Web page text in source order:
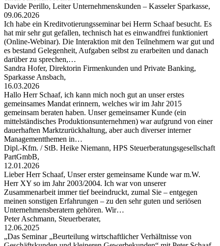
Davide Perillo, Leiter Unternehmenskunden – Kasseler Sparkasse,
09.06.2026
Ich habe ein Kreditvotierungsseminar bei Herrn Schaaf besucht. Es
hat mir sehr gut gefallen, technisch hat es einwandfrei funktioniert
(Online-Webinar). Die Interaktion mit den Teilnehmern war gut und
es bestand Gelegenheit, Aufgaben selbst zu erarbeiten und danach
darüber zu sprechen,…
Sandra Hofer, Direktorin Firmenkunden und Private Banking,
Sparkasse Ansbach,
16.03.2026
Hallo Herr Schaaf, ich kann mich noch gut an unser erstes
gemeinsames Mandat erinnern, welches wir im Jahr 2015
gemeinsam beraten haben. Unser gemeinsamer Kunde (ein
mittelständisches Produktionsunternehmen) war aufgrund von einer
dauerhaften Marktzurückhaltung, aber auch diverser interner
Managementthemen in…
Dipl.-Kfm. / StB. Heike Niemann, HPS Steuerberatungsgesellschaft
PartGmbB,
12.01.2026
Lieber Herr Schaaf, Unser erster gemeinsame Kunde war m.W.
Herr XY so im Jahr 2003/2004. Ich war von unserer
Zusammenarbeit immer tief beeindruckt, zumal Sie – entgegen
meinen sonstigen Erfahrungen – zu den sehr guten und seriösen
Unternehmensberatern gehören. Wir…
Peter Aschmann, Steuerberater,
12.06.2025
„Das Seminar „Beurteilung wirtschaftlicher Verhältnisse von